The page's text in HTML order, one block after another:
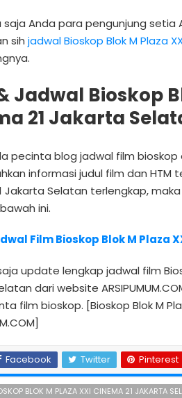
Anda para pengunjung setia
sih jadwal Bioskop Blok M Plaza
Jadwal Bioskop
21 Jakarta
pecinta blog jadwal film bioskop
informasi judul film dan HTM
Jakarta Selatan terlengkap,
ini.
Film Bioskop Blok M Plaza
update lengkap jadwal film
dari website
film bioskop. [Bioskop Blok M
Facebook Twitter Pinterest
BLOK M PLAZA XXI CINEMA 21 JAKARTA